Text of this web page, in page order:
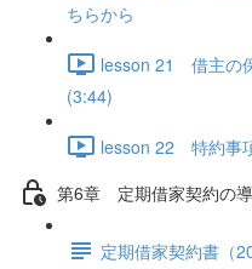
ちらから
lesson 21 借主の
(3:44)
lesson 22 特約事
第6章 定期借家契約の
定期借家契約書（